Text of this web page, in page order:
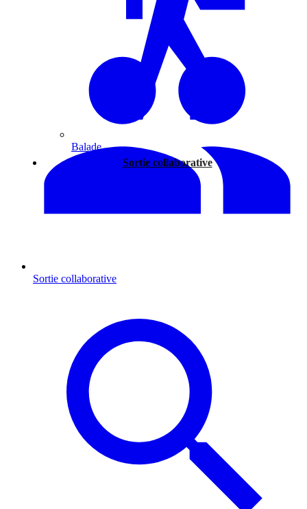
Balade
Sortie collaborative
Sortie collaborative